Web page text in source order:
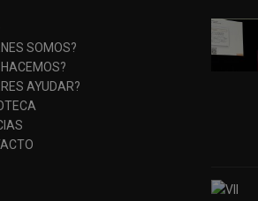
SOMOS?
AYUDAR?